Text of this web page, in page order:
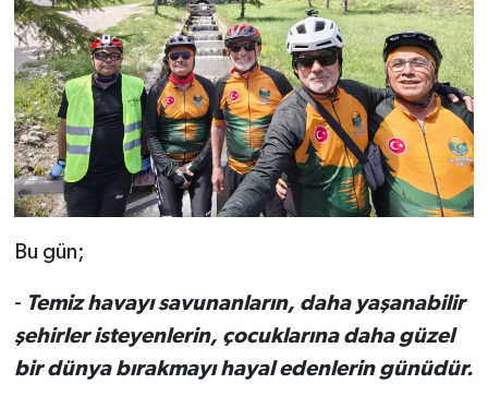
Bu gün;
- Temiz havayı savunanların, daha yaşanabilir
şehirler isteyenlerin, çocuklarına daha güzel
bir dünya bırakmayı hayal edenlerin günüdür.